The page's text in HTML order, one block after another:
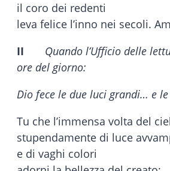
il coro dei redenti
leva felice l’inno nei secoli.
II
Quando l’Ufficio delle
ore del giorno:
Dio fece le due luci grandi… e
Tu che l’immensa volta del
stupendamente di luce
e di vaghi colori